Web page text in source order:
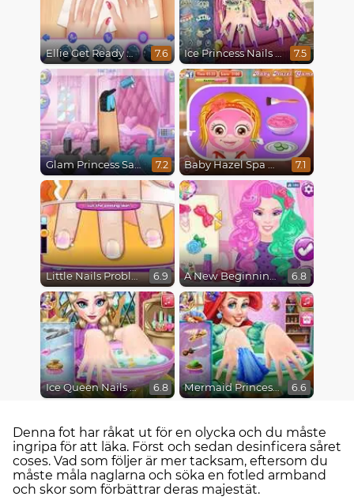
Ellie Get Ready With Me 2 7.6 Ice Princess Nails Spa 7.5
Glam Princess Salon 7.2 Baby Hazel Spa Makeover 7.1
Little Nails Problems 6.9 A New Beginning, From Sad to Fab 6.8
Ice Queen Nails Spa 6.8 Mermaid Princess Nails Spa 6.6
Denna fot har råkat ut för en olycka och du måste
ingripa för att läka. Först och sedan desinficera såret
coses. Vad som följer är mer tacksam, eftersom du
måste måla naglarna och söka en fotled armband
och skor som förbättrar deras majestät.